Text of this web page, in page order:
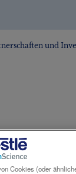
und
Cookies (oder